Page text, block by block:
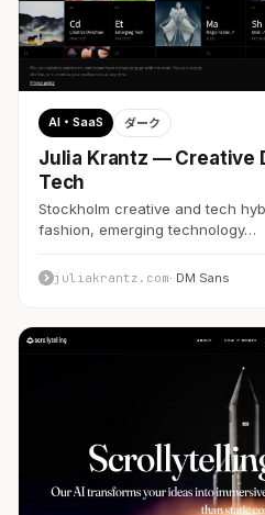
AI・SaaS ダーク
Julia Krantz — Creative
Tech
Stockholm creative and tech
fashion, emerging technology…
juliakrantz.com· DM Sans